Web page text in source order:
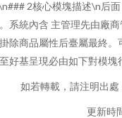
2核心模塊描述\n后
系統內含 主管理先由廠
除商品屬性后臺屬最終
好基呈現必由如下對模塊
如若轉載，請注明出
更新時